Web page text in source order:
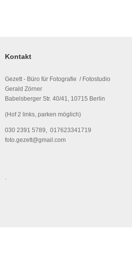
Kontakt
Gezett - Büro für Fotografie / Fotostudio
Gerald Zörner
Babelsberger Str. 40/41, 10715 Berlin
(Hof 2 links, parken möglich)
030 2391 5789, 017623341719
foto.gezett@gmail.com
.